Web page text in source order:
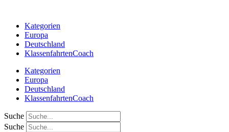
springenKategorien
Europa
Deutschland
KlassenfahrtenCoach
Kategorien
Europa
Deutschland
KlassenfahrtenCoach
Suche
Suche